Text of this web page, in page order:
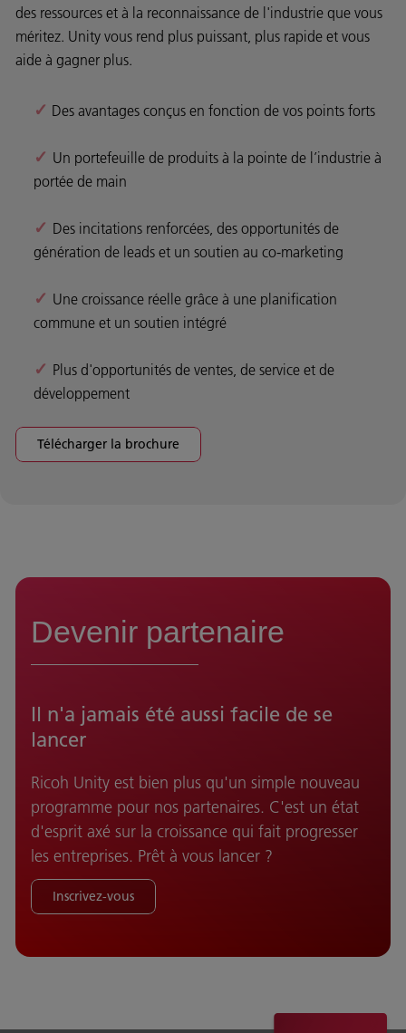
des ressources et à la reconnaissance de l'industrie que vous
méritez. Unity vous rend plus puissant, plus rapide et vous
aide à gagner plus.
✓ Des avantages conçus en fonction de vos points forts
✓ Un portefeuille de produits à la pointe de l’industrie à
portée de main
✓ Des incitations renforcées, des opportunités de
génération de leads et un soutien au co-marketing
✓ Une croissance réelle grâce à une planification
commune et un soutien intégré
✓ Plus d'opportunités de ventes, de service et de
développement
Télécharger la brochure
Devenir partenaire
Il n'a jamais été aussi facile de se
lancer
Ricoh Unity est bien plus qu'un simple nouveau
programme pour nos partenaires. C'est un état
d'esprit axé sur la croissance qui fait progresser
les entreprises. Prêt à vous lancer ?
Inscrivez-vous